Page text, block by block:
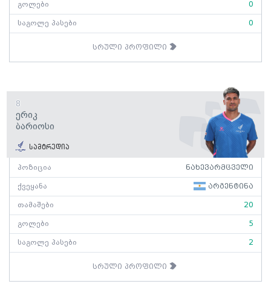
გოლები 0
საგოლე პასები 0
სრული პროფილი
8
Ერიკ
Ბარიოსი
სამტრედია
პოზიცია ნახევარმცველი
ქვეყანა არგენტინა
თამაშები 20
გოლები 5
საგოლე პასები 2
სრული პროფილი